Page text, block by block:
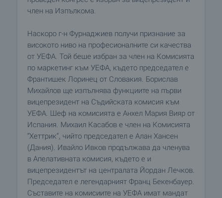
член на Изпълкома.
Наскоро г-н Фурнаджиев получи признание за
високото ниво на професионалните си качества
от УЕФА. Той беше избран за член на Комисията
по маркетинг към УЕФА, където председател е
Франтишек Лоринец от Словакия. Борислав
Михайлов ще изпълнява функциите на първи
вицепрезидент на Съдийската комисия към
УЕФА. Шеф на комисията е Анхел Мария Вияр от
Испания. Михаил Касабов е член на Комисията
“Хеттрик”, чийто председател е Алан Хансен
(Дания). Ивайло Ивков продължава да членува
в Апелативната комисия, където е и
вицепрезидентът на централата Йордан Лечков.
Председател е легендарният Франц Бекенбауер.
Съставите на комисиите на УЕФА имат мандат